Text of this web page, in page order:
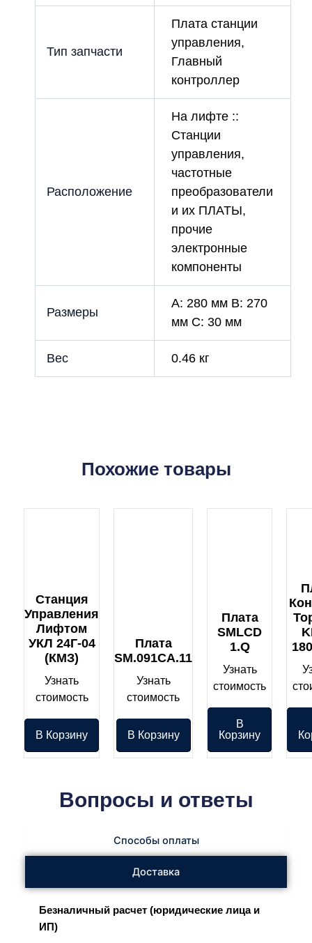
Тип запчасти
Плата станции
управления,
Главный
контроллер
Расположение
На лифте ::
Станции
управления,
частотные
преобразователи
и их ПЛАТЫ,
прочие
электронные
компоненты
Размеры
A: 280 мм B: 270
мм C: 30 мм
Вес 0.46 кг
Похожие товары
Станция
Управления
Лифтом
УКЛ 24Г-04
(КМЗ)
Узнать
стоимость
В Корзину
Плата
SM.091CA.11
Узнать
стоимость
В Корзину
Плата
SMLCD
1.Q
Узнать
стоимость
В
Корзину
Вопросы и ответы
Способы оплаты
Доставка
Безналичный расчет (юридические лица и
ИП)